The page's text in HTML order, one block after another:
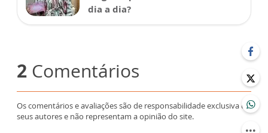
dia a dia?
2 Comentários
Os comentários e avaliações são de responsabilidade exclusiva de
seus autores e não representam a opinião do site.